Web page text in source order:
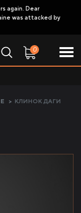
again. Dear
was attacked by
0
> КЛИНОК ДАГИ